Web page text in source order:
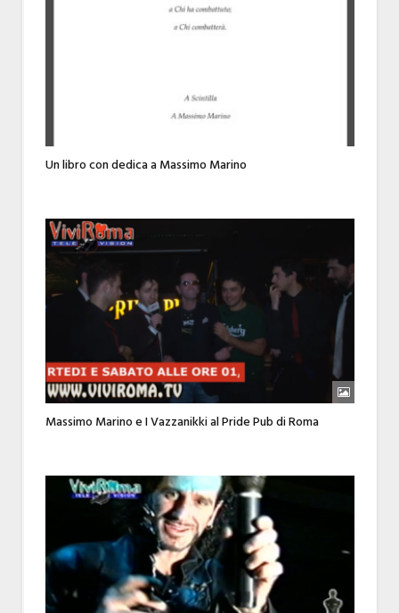
Un libro con dedica a Massimo Marino
Massimo Marino e I Vazzanikki al Pride Pub di Roma